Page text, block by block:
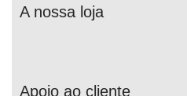
A nossa loja
Apoio ao cliente